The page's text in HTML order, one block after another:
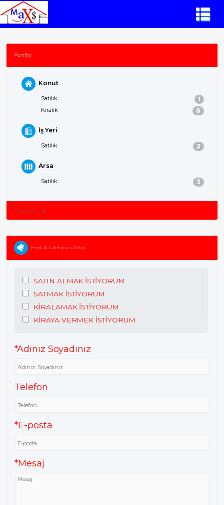
Portföy
Konut
Satılık 1
Kiralık 8
İş Yeri
Satılık 2
Arsa
Satılık 3
Toplam : 14
Emlak Talebinizi İletin
SATIN ALMAK İSTİYORUM
SATMAK İSTİYORUM
KİRALAMAK İSTİYORUM
KİRAYA VERMEK İSTİYORUM
*Adınız Soyadınız
Telefon
*E-posta
*Mesaj